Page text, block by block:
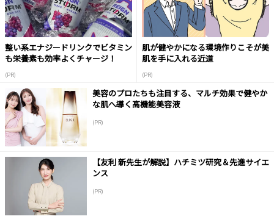
整い系エナジードリンクでビタミン
も栄養素も効率よくチャージ！
(PR)
肌が健やかになる環境作りこそが美
肌を手に入れる近道
(PR)
美容のプロたちも注目する、マルチ効果で健やか
な肌へ導く高機能美容液
(PR)
【友利 新先生が解説】ハチミツ研究＆先進サイエ
ンス
(PR)